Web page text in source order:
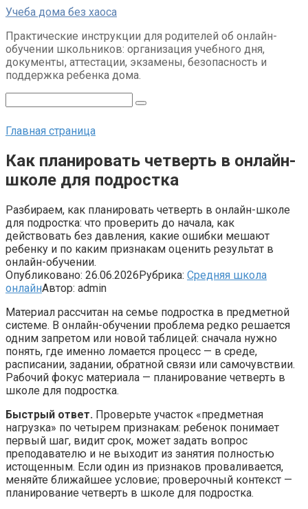
Перейти
контенту
Учеба дома без хаоса
Практические инструкции для родителей об онлайн-
обучении школьников: организация учебного дня,
документы, аттестации, экзамены, безопасность и
поддержка ребенка дома.
Главная страница
Как планировать четверть в онлайн-
школе для подростка
Разбираем, как планировать четверть в онлайн-школе
для подростка: что проверить до начала, как
действовать без давления, какие ошибки мешают
ребенку и по каким признакам оценить результат в
онлайн-обучении.
Опубликовано: 26.06.2026Рубрика: Средняя школа
онлайнАвтор: admin
Материал рассчитан на семье подростка в предметной
системе. В онлайн-обучении проблема редко решается
одним запретом или новой таблицей: сначала нужно
понять, где именно ломается процесс — в среде,
расписании, задании, обратной связи или самочувствии.
Рабочий фокус материала — планирование четверть в
школе для подростка.
Быстрый ответ. Проверьте участок «предметная
нагрузка» по четырем признакам: ребенок понимает
первый шаг, видит срок, может задать вопрос
преподавателю и не выходит из занятия полностью
истощенным. Если один из признаков проваливается,
меняйте ближайшее условие; проверочный контекст —
планирование четверть в школе для подростка.